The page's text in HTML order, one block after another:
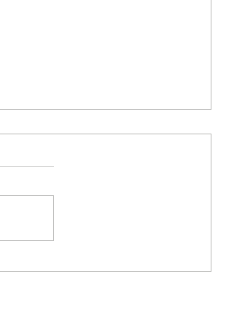
Se marier à Arras: Un cadre